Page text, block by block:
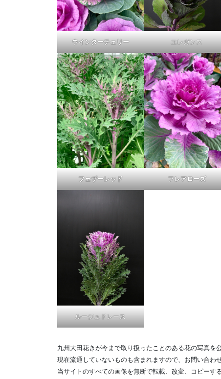
ウインターチェリー エレガンス
フェザーレッド フレアローズ
ルージュドレース
九州大田花きが今まで取り扱ったことのある花の写真を
現在流通していないものも含まれますので、お問い合わ
当サイトのすべての画像を無断で転載、改変、コピーす